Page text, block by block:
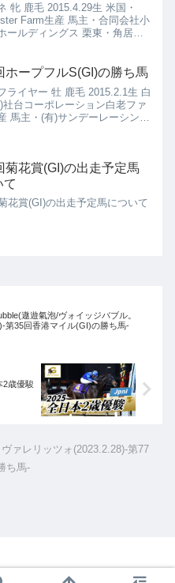
牝 鹿毛 2015.4.29生 米国・
Farm生産 馬主・合同会社小
ールディングス 栗東・角居勝
ホープフルS(GI)の勝ち馬
ライヤー 牡 鹿毛 2015.2.1生 白
社台コーポレーション白老ファ
馬主・(有)サンデーレーシング
菊花賞(GI)の出走予定馬
て
花賞(GI)の出走予定馬について
遨遊氣泡/ヴォイッジバブル。
第35回香港マイル(GI)の勝ち馬-
2歳優駿
ヴァレリッツォ(2023.2.28)-第77
ち馬-